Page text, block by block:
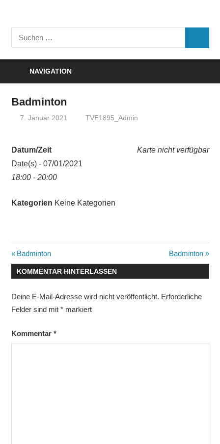
Turnverein
"Frisch
Suchen
nach:
NAVIGATION
Badminton
7. Januar 2021 TVE1895_Admin
Karte nicht verfügbar
Datum/Zeit
Date(s) - 07/01/2021
18:00 - 20:00
Kategorien Keine Kategorien
Beitragsnavigation
Vorheriger
Beitrag:
Badminton
Nächster
Beitrag:
Badminton
KOMMENTAR HINTERLASSEN
Deine E-Mail-Adresse wird nicht veröffentlicht. Erforderliche
Felder sind mit *markiert
Kommentar *